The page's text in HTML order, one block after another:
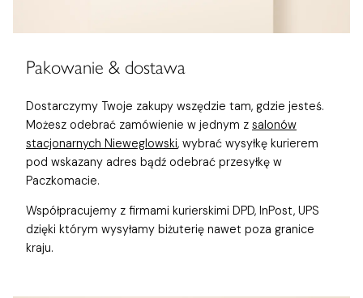
Pakowanie & dostawa
Dostarczymy Twoje zakupy wszędzie tam, gdzie jesteś.
Możesz odebrać zamówienie w jednym z salonów
stacjonarnych Nieweglowski, wybrać wysyłkę kurierem
pod wskazany adres bądź odebrać przesyłkę w
Paczkomacie.
Współpracujemy z firmami kurierskimi DPD, InPost, UPS
dzięki którym wysyłamy biżuterię nawet poza granice
kraju.